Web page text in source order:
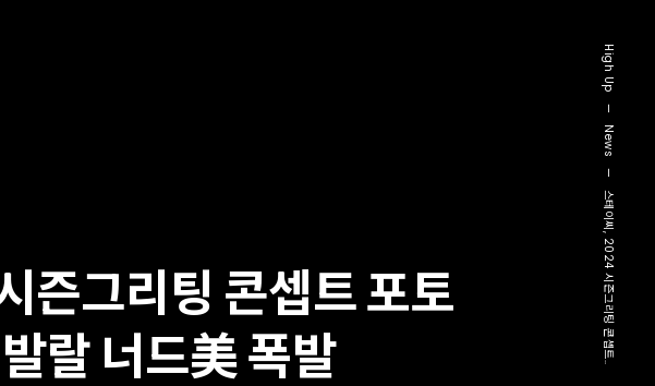
그리팅 콘셉트 포토
랄 너드美 폭발
High Up
—
News
스테이씨, 2024 시즌그리팅 콘셉트..